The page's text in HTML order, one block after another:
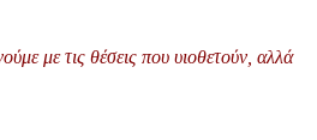
με τις θέσεις που υιοθετούν, αλλά